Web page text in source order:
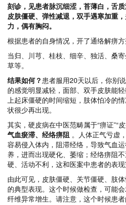
刻诊，见患者脉沉细涩，苔薄白，舌
皮肤僵硬、弹性减退，双手遇寒加重
力，偶有胸闷。
根据患者的自身情况，开了通络解痹
当归、川芎、桂枝、细辛、独活、桑
草等。
结果如何？ 患者服用20天以后，你别
的感觉明显减轻，面部、双手皮肤能
上起床僵硬的时间缩短，肢体怕冷的
状很少再出现。
其实，硬皮病在中医范畴属于“痹证”“
气血瘀滞、经络痹阻 。人体正气亏虚
容易侵入体内，阻滞经络，导致气血
养，进而出现硬化、萎缩；经络痹阻
硬、活动不利，这和医案中患者的表现
由此可见，皮肤僵硬、关节僵硬、肢
的典型表现。这个时候做检查，可能
纤维异常增生。请注意，这个时候患